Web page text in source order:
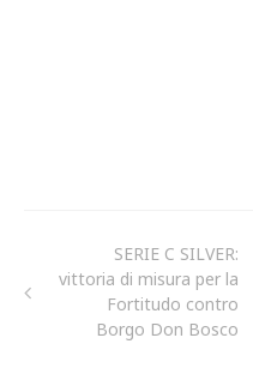
SERIE C SILVER:
vittoria di misura per la
Fortitudo contro
Borgo Don Bosco